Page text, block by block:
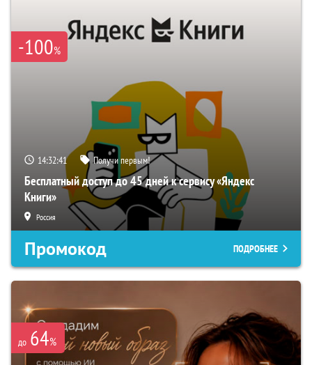
-100%
14:32:39 Получи первым!
Бесплатный доступ до 45 дней к сервису «Яндекс
Книги»
Россия
Промокод ПОДРОБНЕЕ
до 64%